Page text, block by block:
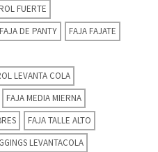
FUERTE
FAJA DE PANTY
FAJA FAJATE
LEVANTA COLA
FAJA MEDIA MIERNA
FAJA TALLE ALTO
LEVANTACOLA